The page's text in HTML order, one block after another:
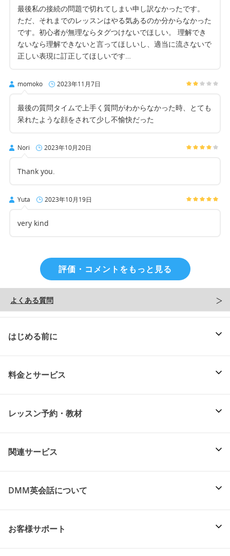
最後私の接続の問題で切れてしまい申し訳なかったです。
ただ、それまでのレッスンはやる気あるのか分からなかった
です。初心者が無理ならタグつけないでほしい。 理解でき
ないなら理解できないと言ってほしいし、適当に流さないで
正しい表現に訂正してほしいです…
momoko 2023年11月7日
最後の質問タイムで上手く質問がわからなかった時、とても
呆れたような顔をされて少し不愉快だった
Nori 2023年10月20日
Thank you.
Yuta 2023年10月19日
very kind
評価・コメントをもっと見る
よくある質問
はじめる前に
料金とサービス
レッスン予約・教材
関連サービス
DMM英会話について
お客様サポート